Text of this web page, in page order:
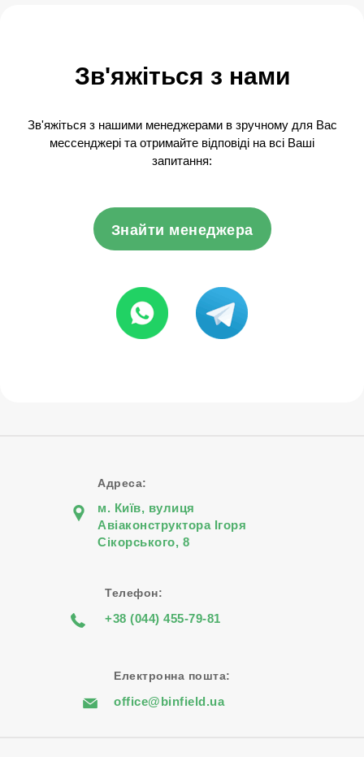
Зв'яжіться з нами
Зв'яжіться з нашими менеджерами в зручному для Вас
мессенджері та отримайте відповіді на всі Ваші
запитання:
Знайти менеджера
Адреса:
м. Київ, вулиця
Авіаконструктора Iгоря
Сiкорського, 8
Телефон:
+38 (044) 455-79-81
Електронна пошта:
office@binfield.ua